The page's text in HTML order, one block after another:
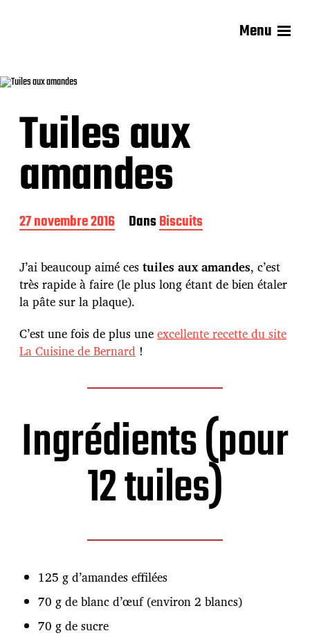
Menu
Tuiles aux
amandes
D
a
e
d
e
p
b
l
i
o
27 novembre 2016 DansBiscuits
J’ai beaucoup aimé cestuiles aux amandes, c’est
très rapide à faire (le plus long étant de bien étaler
la pâte sur la plaque).
C’est une fois de plus uneexcellente recette du site
La Cuisine de Bernard !
Ingrédients (pour
12 tuiles)
125 g d’amandes effilées
70 g de blanc d’œuf (environ 2 blancs)
70 g de sucre